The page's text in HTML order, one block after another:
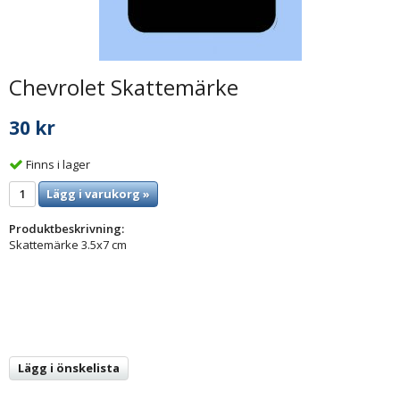
Chevrolet Skattemärke
30 kr
Finns i lager
Lägg i varukorg »
Produktbeskrivning:
Skattemärke 3.5x7 cm
Lägg i önskelista